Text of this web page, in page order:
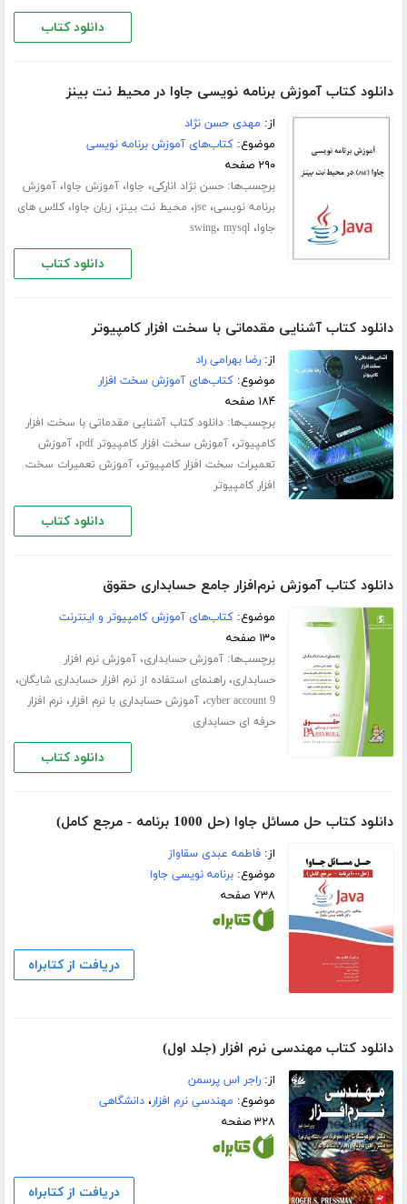
دانلود کتاب
دانلود کتاب آموزش برنامه نویسی جاوا در محیط نت بینز
از: مهدی حسن نژاد
موضوع:کتاب‌های آموزش برنامه نویسی
۲۹۰ صفحه
برچسب‌ها:حسن نژاد انارکی، جاوا،آموزش جاوا،آموزش
برنامه نویسی،jse، محیط نت بینز، زبان جاوا،کلاس های
جاوا، swing، mysql
دانلود کتاب
دانلود کتاب آشنایی مقدماتی با سخت افزار کامپیوتر
از:رضا بهرامی راد
موضوع:کتاب‌های آموزش سخت افزار
۱۸۴ صفحه
برچسب‌ها:دانلود کتاب آشنایی مقدماتی با سخت افزار
کامپیوتر،آموزش سخت افزار کامپیوتر pdf ،آموزش
تعمیرات سخت افزار کامپیوتر،آموزش تعمیرات سخت
افزار کامپیوتر
دانلود کتاب
دانلود کتاب آموزش نرم‌افزار جامع حسابداری حقوق
موضوع:کتاب‌های آموزش کامپیوتر و اینترنت
۱۳۰ صفحه
برچسب‌ها:آموزش حسابداری،آموزش نرم افزار
حسابداری،راهنمای استفاده از نرم افزار حسابداری شایگان،
cyber account 9،آموزش حسابداری با نرم افزار،نرم افزار
حرفه ای حسابداری
دانلود کتاب
دانلود کتاب حل مسائل جاوا (حل 1000 برنامه - مرجع کامل)
از:فاطمه عبدی سقاواز
موضوع:برنامه نویسی جاوا
۷۳۸ صفحه
دریافت از کتابراه
دانلود کتاب مهندسی نرم افزار (جلد اول)
از:راجر اس پرسمن
موضوع: مهندسی نرم افزار،دانشگاهی
۳۲۸ صفحه
دریافت از کتابراه